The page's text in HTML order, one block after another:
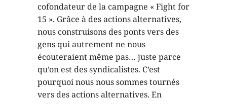
cofondateur de la campagne « Fight for
15 ». Grâce à des actions alternatives,
nous construisons des ponts vers des
gens qui autrement ne nous
écouteraient même pas… juste parce
qu’on est des syndicalistes. C’est
pourquoi nous nous sommes tournés
vers des actions alternatives. En